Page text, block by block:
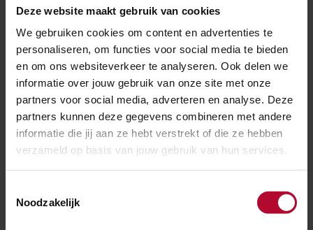
Deze website maakt gebruik van cookies
We gebruiken cookies om content en advertenties te
personaliseren, om functies voor social media te bieden
en om ons websiteverkeer te analyseren. Ook delen we
informatie over jouw gebruik van onze site met onze
partners voor social media, adverteren en analyse. Deze
partners kunnen deze gegevens combineren met andere
informatie die jij aan ze hebt verstrekt of die ze hebben
verzameld op basis van jouw gebruik van hun services.
Noodzakelijk
Regelt ProRail vervangend vervoer bij
werkzaamheden?
Wat doet Prorail tegen rijp en ijzel op de